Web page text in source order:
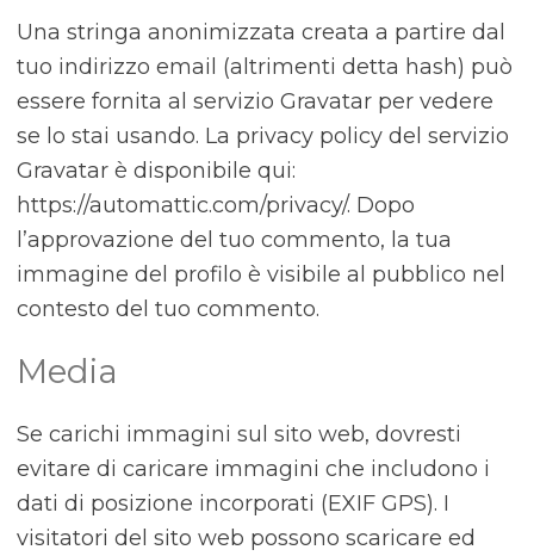
Una stringa anonimizzata creata a partire dal
tuo indirizzo email (altrimenti detta hash) può
essere fornita al servizio Gravatar per vedere
se lo stai usando. La privacy policy del servizio
Gravatar è disponibile qui:
https://automattic.com/privacy/. Dopo
l’approvazione del tuo commento, la tua
immagine del profilo è visibile al pubblico nel
contesto del tuo commento.
Media
Se carichi immagini sul sito web, dovresti
evitare di caricare immagini che includono i
dati di posizione incorporati (EXIF GPS). I
visitatori del sito web possono scaricare ed